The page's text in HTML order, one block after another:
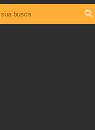
Ver todas as notícias